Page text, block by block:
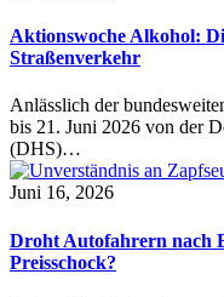
Aktionswoche Alkohol:
Straßenverkehr
Anlässlich der
bis 21. Juni 2026 von der
(DHS)…
Juni 16, 2026
Droht Autofahrern nach
Preisschock?